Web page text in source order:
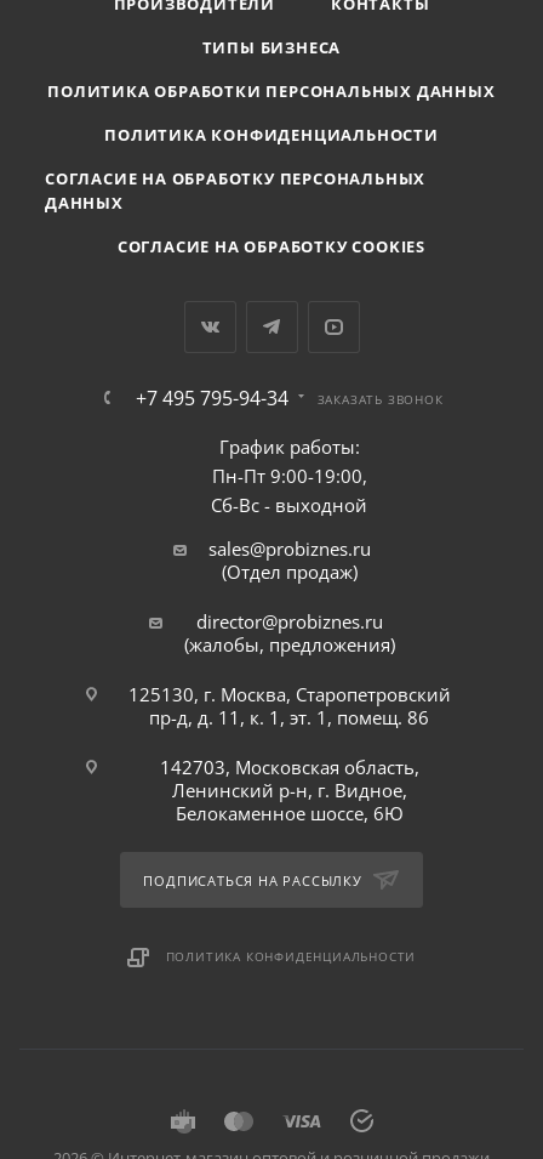
ТИПЫ БИЗНЕСА
ПОЛИТИКА ОБРАБОТКИ ПЕРСОНАЛЬНЫХ ДАННЫХ
ПОЛИТИКА КОНФИДЕНЦИАЛЬНОСТИ
СОГЛАСИЕ НА ОБРАБОТКУ ПЕРСОНАЛЬНЫХ
ДАННЫХ
СОГЛАСИЕ НА ОБРАБОТКУ COOKIES
+7 495 795-94-34 ЗАКАЗАТЬ ЗВОНОК
График работы:
Пн-Пт 9:00-19:00,
Сб-Вс - выходной
sales@probiznes.ru
(Отдел продаж)
director@probiznes.ru
(жалобы, предложения)
125130, г. Москва, Старопетровский
пр-д, д. 11, к. 1, эт. 1, помещ. 86
142703, Московская область,
Ленинский р-н, г. Видное,
Белокаменное шоссе, 6Ю
ПОДПИСАТЬСЯ НА РАССЫЛКУ
ПОЛИТИКА КОНФИДЕНЦИАЛЬНОСТИ